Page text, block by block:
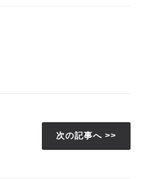
次の記事へ >>